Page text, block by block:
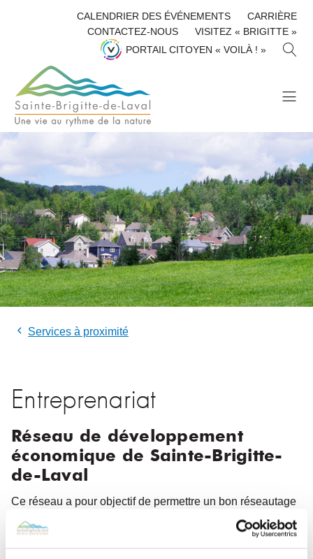
CALENDRIER DES ÉVÉNEMENTS
CARRIÈRE
CONTACTEZ-NOUS
VISITEZ « BRIGITTE »
PORTAIL CITOYEN « VOILÀ ! »
H
E
R
Services à proximité
Entreprenariat
Réseau de développement
économique de Sainte-Brigitte-
de-Laval
Ce réseau a pour objectif de permettre un bon réseautage
entre les gens d’affaires de Sainte-Brigitte-de-Laval,
participer activement au développement économique et
maintenir les commerces et les entreprises à Sainte-